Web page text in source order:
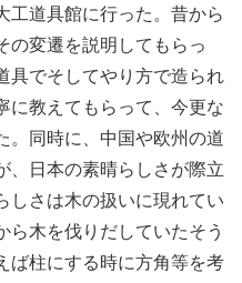
工道具館に行った。昔から
の変遷を説明してもらっ
具でそしてやり方で造られ
に教えてもらって、今更な
。同時に、中国や欧州の道
、日本の素晴らしさが際立
しさは木の扱いに現れてい
ら木を伐りだしていたそう
ば柱にする時に方角等を考